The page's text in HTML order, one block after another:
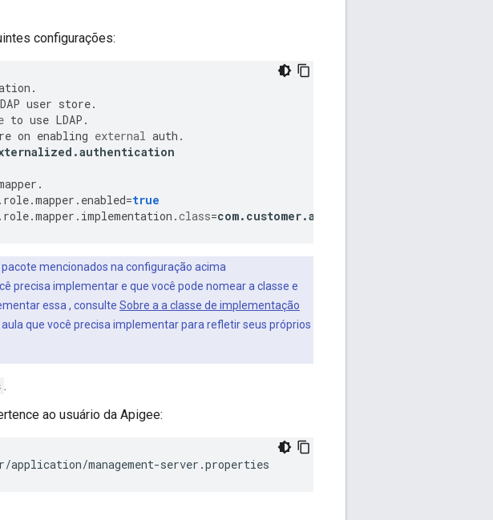
configurações:
.
user store.
to use LDAP .
on enabling external auth .
.authentication
.
. role.mapper . enabled=true
. role.mapper . implementation .class=com. customer.authorization
mencionados na configuração acima
precisa implementar e que você pode nomear a classe e
essa , consulte Sobre a a classe de implementação
que você precisa implementar para refletir seus próprios
.
ao usuário da Apigee:
application/management-server.properties